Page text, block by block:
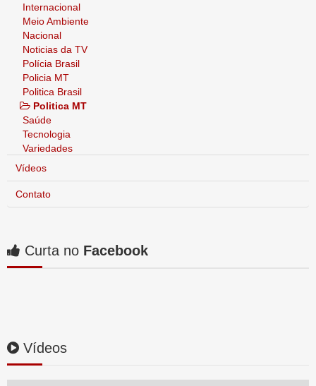
Internacional
Meio Ambiente
Nacional
Noticias da TV
Polícia Brasil
Policia MT
Politica Brasil
Politica MT
Saúde
Tecnologia
Variedades
Vídeos
Contato
Curta no Facebook
Vídeos